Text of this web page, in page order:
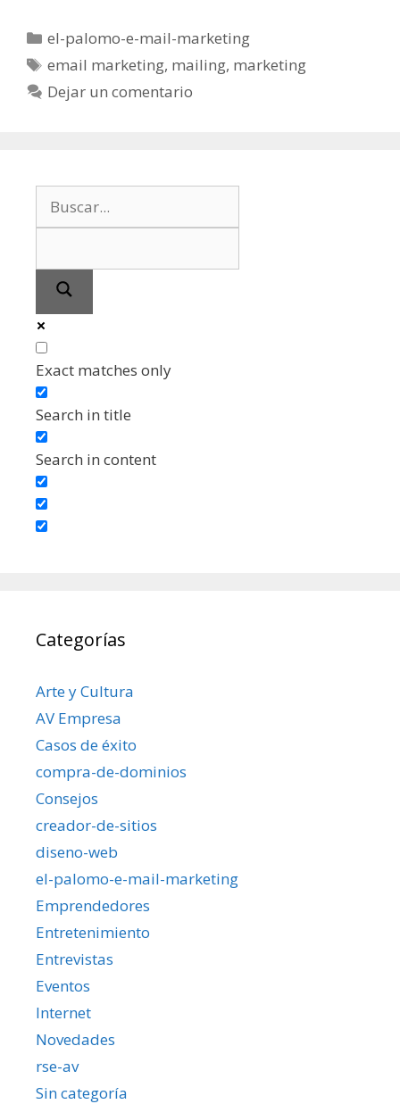
Categorías
el-palomo-e-mail-marketing
Etiquetas
email marketing, mailing, marketing
Dejar un comentario
Exact matches only
Search in title
Search in content
Categorías
Arte y Cultura
AV Empresa
Casos de éxito
compra-de-dominios
Consejos
creador-de-sitios
diseno-web
el-palomo-e-mail-marketing
Emprendedores
Entretenimiento
Entrevistas
Eventos
Internet
Novedades
rse-av
Sin categoría